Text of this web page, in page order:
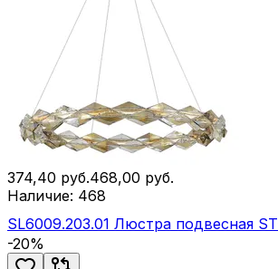
374,40 руб.468,00 руб.
Наличие: 468
SL6009.203.01 Люстра подвесная
-20%